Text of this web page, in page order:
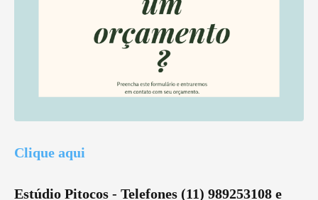
Clique aqui
Estúdio Pitocos - Telefones (11) 989253108 e